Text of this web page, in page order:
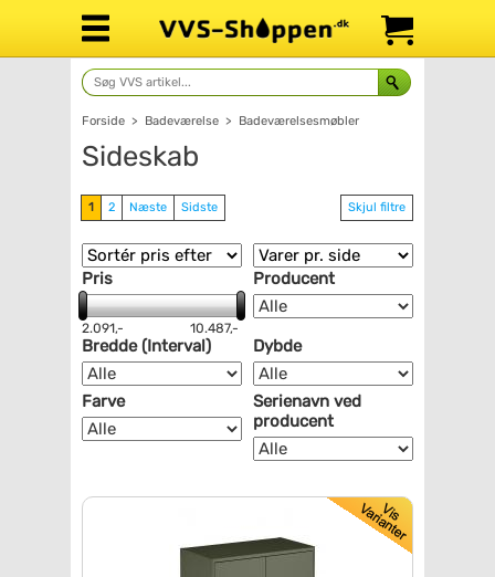
Forside > Badeværelse > Badeværelsesmøbler
Sideskab
1 2 Næste Sidste Skjul filtre
Pris
2.091,- 10.487,-
Producent
Bredde (Interval) Dybde
Farve
Serienavn ved
producent